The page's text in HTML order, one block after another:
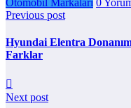
Previous post
Hyundai Elentra
Farklar
Next post